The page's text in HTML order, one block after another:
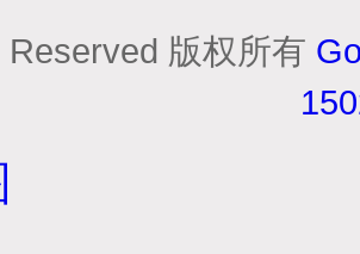
Reserved 版权所有